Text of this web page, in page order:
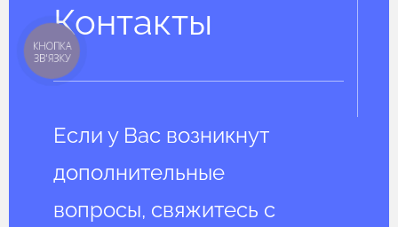
Контакты
Если у Вас возникнут
дополнительные
вопросы, свяжитесь с
КНОПКА
ЗВ'ЯЗКУ